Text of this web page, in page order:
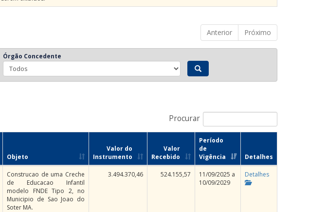
Anterior
Próximo
Órgão Concedente
Procurar
Objeto
Valor do
Instrumento
Valor
Recebido
Período
de
Vigência
Detalhes
Construcao de uma Creche
de Educacao Infantil
modelo FNDE Tipo 2, no
Municipio de Sao Joao do
Soter MA.
3.494.370,46 524.155,57
11/09/2025 a
10/09/2029
Detalhes